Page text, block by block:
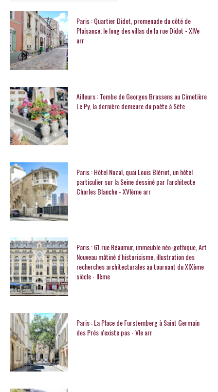
Paris : Quartier Didot, promenade du côté de
Plaisance, le long des villas de la rue Didot - XIVe
arr
Ailleurs : Tombe de Georges Brassens au Cimetière
Le Py, la dernière demeure du poète à Sète
Paris : Hôtel Nozal, quai Louis Blériot, un hôtel
particulier sur la Seine dessiné par l'architecte
Charles Blanche - XVIème arr
Paris : 61 rue Réaumur, immeuble néo-gothique, Art
Nouveau mâtiné d'historicisme, illustration des
recherches architecturales au tournant du XIXème
siècle - IIème
Paris : La Place de Furstemberg à Saint Germain
des Prés n'existe pas - VIe arr